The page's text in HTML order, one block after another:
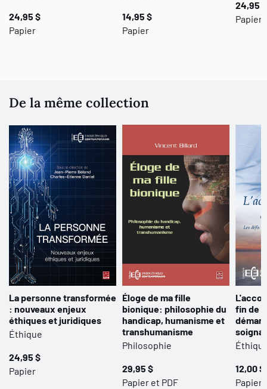
24,95 $
Papier
14,95 $
Papier
24,95 $
Papier
De la même collection
La personne transformée
: nouveaux enjeux
éthiques et juridiques
Éthique
24,95 $
Papier
Éloge de ma fille
bionique: philosophie du
handicap, humanisme et
transhumanisme
Philosophie
29,95 $
Papier et PDF
fin de
12,00 $
Papier